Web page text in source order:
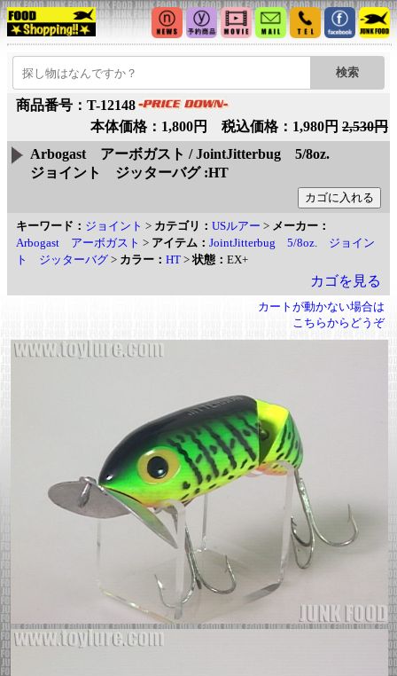
商品番号：T-12148
本体価格：1,800円 税込価格：1,980円 2,530円
Arbogast アーボガスト / JointJitterbug 5/8oz.
ジョイント ジッターバグ :HT
キーワード： ジョイント > カテゴリ： USルアー > メーカー：
Arbogast アーボガスト > アイテム： JointJitterbug 5/8oz. ジョイン
ト ジッターバグ > カラー： HT >状態： EX+
カゴを見る
カートが動かない場合は
こちらからどうぞ